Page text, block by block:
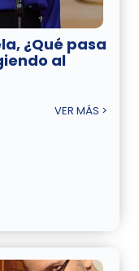
¿Qué pasa
al
VER MÁS >